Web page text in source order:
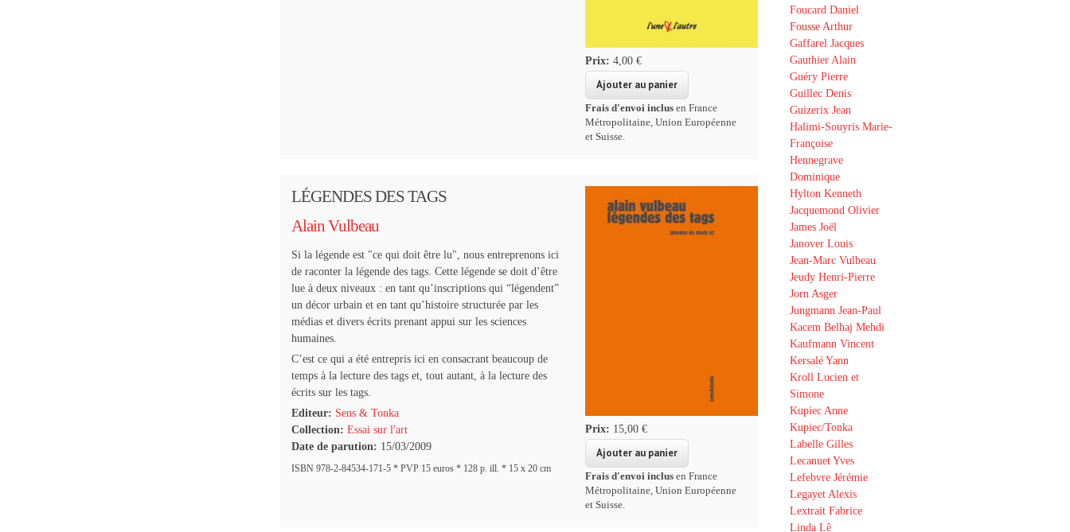
Prix:4,00 €
Frais d'envoi inclus en France
Métropolitaine, Union Européenne
et Suisse.
LÉGENDES DES TAGS
Alain Vulbeau
Si la légende est "ce qui doit être lu", nous entreprenons ici
de raconter la légende des tags. Cette légende se doit d’être
lue à deux niveaux : en tant qu’inscriptions qui “légendent”
un décor urbain et en tant qu’histoire structurée par les
médias et divers écrits prenant appui sur les sciences
humaines.
C’est ce qui a été entrepris ici en consacrant beaucoup de
temps à la lecture des tags et, tout autant, à la lecture des
écrits sur les tags.
Editeur: Sens & Tonka
Collection: Essai sur l'art
Date de parution: 15/03/2009
ISBN 978-2-84534-171-5 * PVP 15 euros * 128 p. ill. * 15 x 20 cm
Prix: 15,00 €
Frais d'envoi inclus en France
Métropolitaine, Union Européenne
et Suisse.
Foucard Daniel
Fousse Arthur
Gaffarel Jacques
Gauthier Alain
Guéry Pierre
Guillec Denis
Guizerix Jean
Halimi-Souyris Marie-
Françoise
Hennegrave
Dominique
Hylton Kenneth
Jacquemond Olivier
James Joël
Janover Louis
Jean-Marc Vulbeau
Jeudy Henri-Pierre
Jorn Asger
Jungmann Jean-Paul
Kacem Belhaj Mehdi
Kaufmann Vincent
Kersalé Yann
Kroll Lucien et
Simone
Kupiec Anne
Kupiec/Tonka
Labelle Gilles
Lecanuet Yves
Lefebvre Jérémie
Legayet Alexis
Lextrait Fabrice
Linda Lê